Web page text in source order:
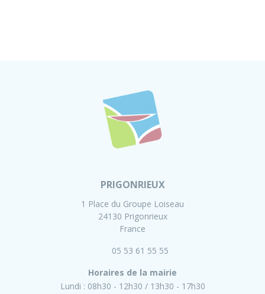
PRIGONRIEUX
1 Place du Groupe Loiseau
24130 Prigonrieux
France
05 53 61 55 55
Horaires de la mairie
Lundi : 08h30 - 12h30
13h30 - 17h30